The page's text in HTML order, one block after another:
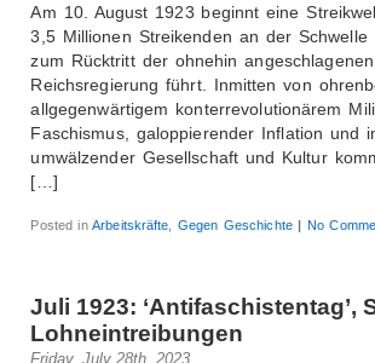
Am 10. August 1923 beginnt eine
3,5 Millionen Streikenden an der
zum Rücktritt der ohnehin
Reichsregierung führt. Inmitten von
allgegenwärtigem konterrevolutionärem
Faschismus, galoppierender Inflation und
umwälzender Gesellschaft und Kultur
[…]
Posted inArbeitskräfte Gegen Geschichte | No
Juli 1923: ‘Antifaschistentag’,
Lohneintreibungen
Friday, July 28th, 2023